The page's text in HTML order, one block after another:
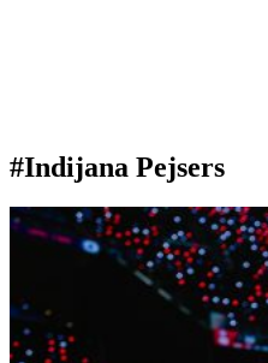
#Indijana Pejsers